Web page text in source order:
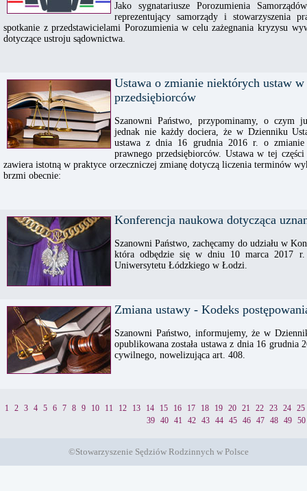
Jako sygnatariusze Porozumienia
reprezentujący samorządy i stowarzyszenia
spotkanie z przedstawicielami Porozumienia w celu zażegnania kryzysu
dotyczące ustroju sądownictwa.
Ustawa o zmianie niektórych ustaw
przedsiębiorców
Szanowni Państwo, przypominamy, o czym
jednak nie każdy dociera, że w Dzienniku
ustawa z dnia 16 grudnia 2016 r. o
prawnego przedsiębiorców. Ustawa w tej
zawiera istotną w praktyce orzeczniczej zmianę dotyczą liczenia terminów
brzmi obecnie:
Konferencja naukowa dotycząca
Szanowni Państwo, zachęcamy do udziału w
która odbędzie się w dniu 10 marca 2017
Uniwersytetu Łódzkiego w Łodzi.
Zmiana ustawy - Kodeks
Szanowni Państwo, informujemy, że w
opublikowana została ustawa z dnia 16 grudnia
cywilnego, nowelizująca art. 408.
1 2 3 4 5 6 7 8 9 10 11 12 13 14 15 16 17 18 19 20 21 22 23 24
25
39
40 41 42 43 44 45 46 47 48 49 50
©Stowarzyszenie Sędziów Rodzinnych w Polsce